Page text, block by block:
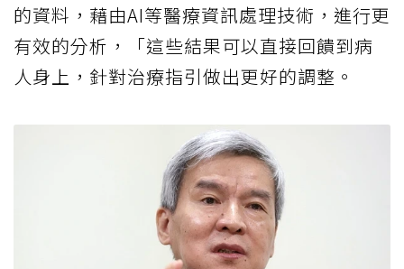
的資料，藉由AI等醫療資訊處理技術，進行更
有效的分析，「這些結果可以直接回饋到病
人身上，針對治療指引做出更好的調整。